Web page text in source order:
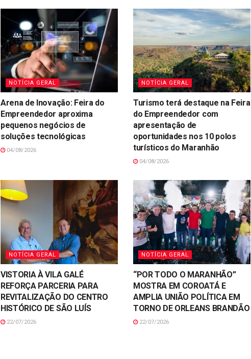
NOTÍCIA GERAL
Arena de Inovação: Feira do
Empreendedor aproxima
pequenos negócios de
soluções tecnológicas
04/08/2026
NOTÍCIA GERAL
Turismo terá destaque na Feira
do Empreendedor com
apresentação de
oportunidades nos 10 polos
turísticos do Maranhão
04/08/2026
NOTÍCIA GERAL
VISTORIA À VILA GALÉ
REFORÇA PARCERIA PARA
REVITALIZAÇÃO DO CENTRO
HISTÓRICO DE SÃO LUÍS
22/07/2026
NOTÍCIA GERAL
“POR TODO O MARANHÃO”
MOSTRA EM COROATÁ E
AMPLIA UNIÃO POLÍTICA EM
TORNO DE ORLEANS BRANDÃO
22/07/2026